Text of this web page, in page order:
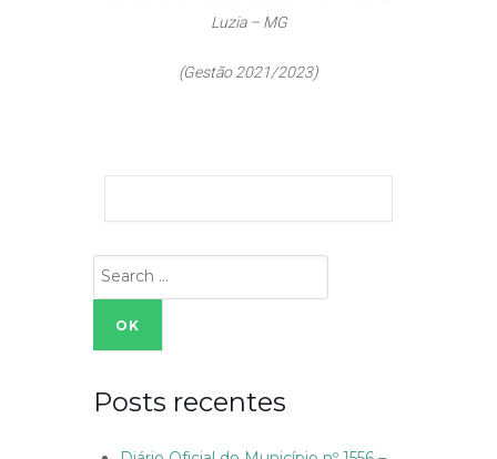
Luzia – MG
(Gestão 2021/2023)
Search
for:
Posts recentes